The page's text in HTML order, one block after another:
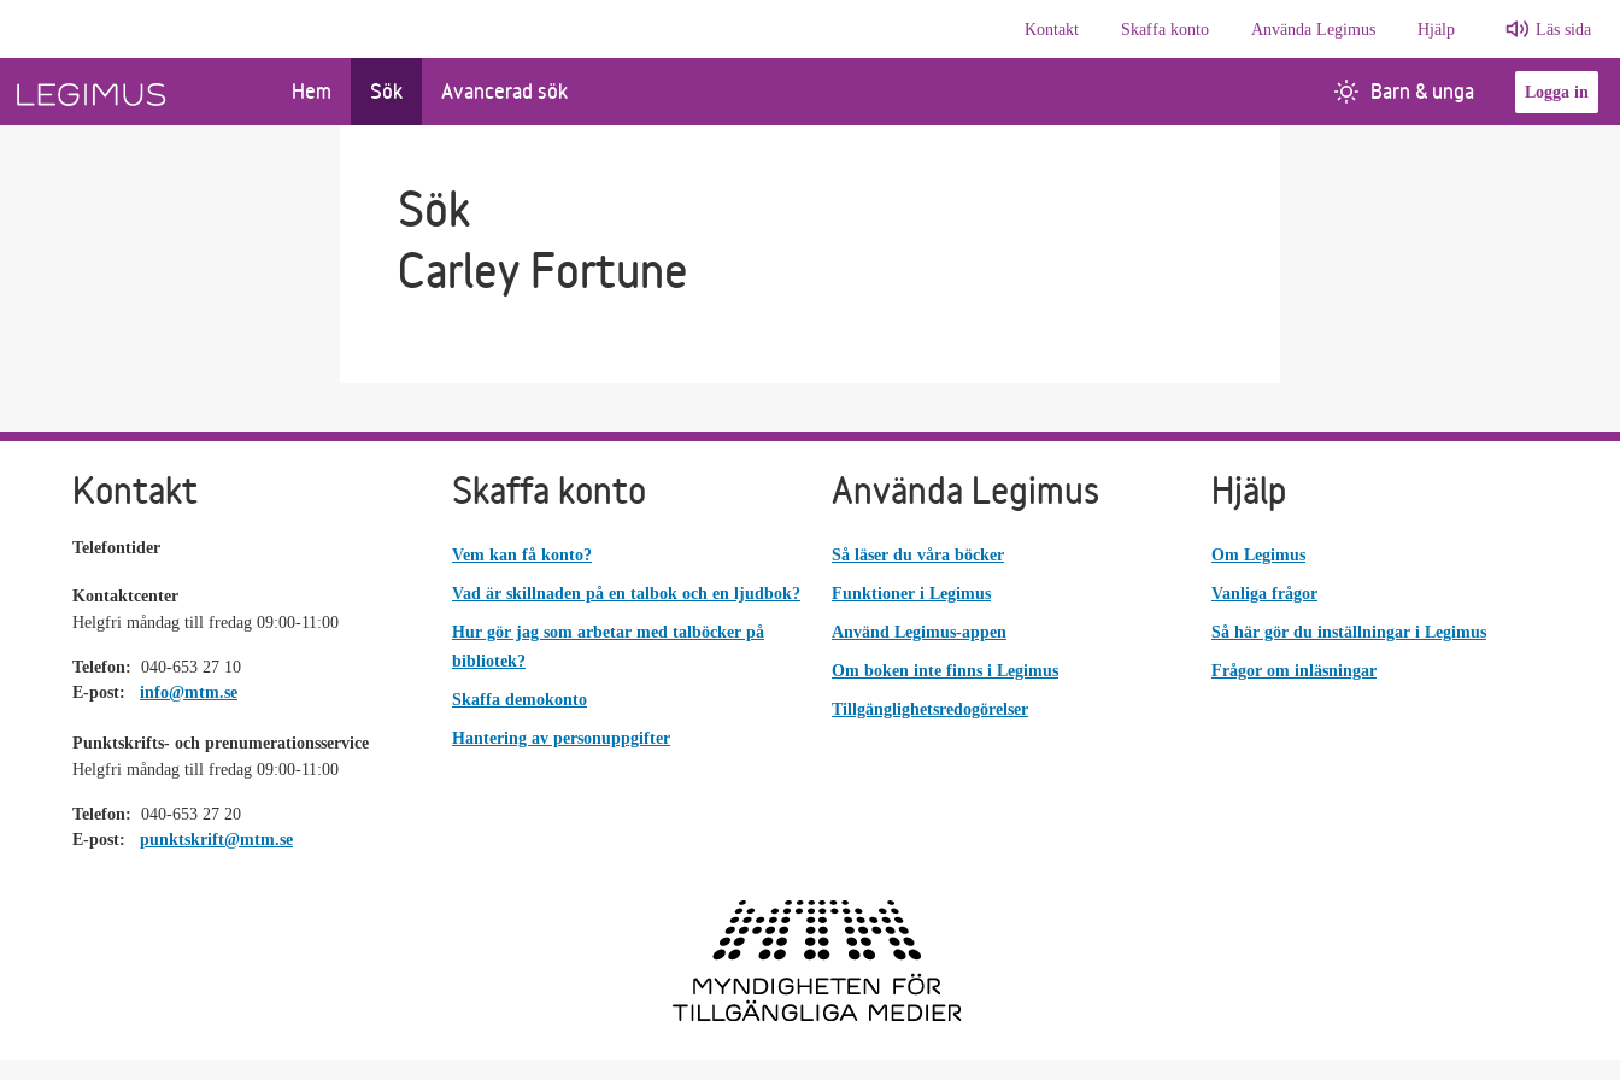
Kontakt
Skaffa konto Använda Legimus Hjälp Läs sida
Hem Sök Avancerad sök Barn & unga Logga in
Sök
Carley Fortune
Kontakt
Telefontider
Kontaktcenter
Helgfri måndag till fredag 09:00-11:00
Telefon: 040-653 27 10
E-post:
info@mtm.se
Punktskrifts- och prenumerationsservice
Helgfri måndag till fredag 09:00-11:00
Telefon: 040-653 27 20
E-post:
punktskrift@mtm.se
Skaffa konto
Vem kan få konto?
Vad är skillnaden på en talbok och en ljudbok?
Hur gör jag som arbetar med talböcker på
bibliotek?
Skaffa demokonto
Hantering av personuppgifter
Använda Legimus
Så läser du våra böcker
Funktioner i Legimus
Använd Legimus-appen
Om boken inte finns i Legimus
Tillgänglighetsredogörelser
Hjälp
Om Legimus
Vanliga frågor
Så här gör du inställningar i Legimus
Frågor om inläsningar